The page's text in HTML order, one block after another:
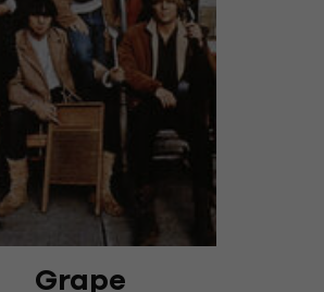
Grape